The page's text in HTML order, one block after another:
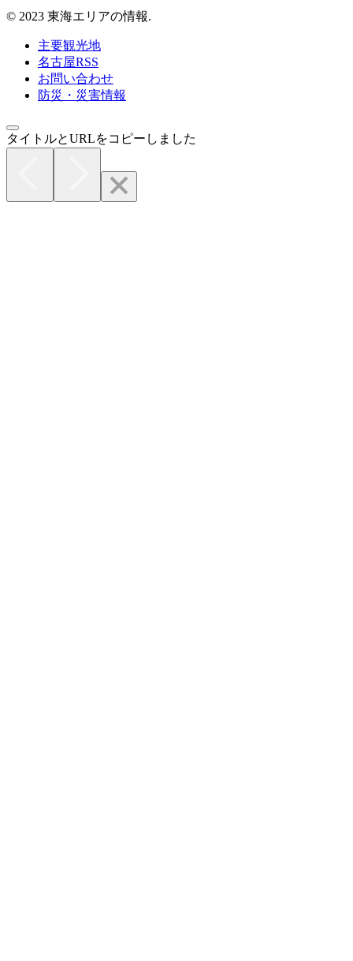
© 2023 東海エリアの情報.
主要観光地
名古屋RSS
お問い合わせ
防災・災害情報
タイトルとURLをコピーしました